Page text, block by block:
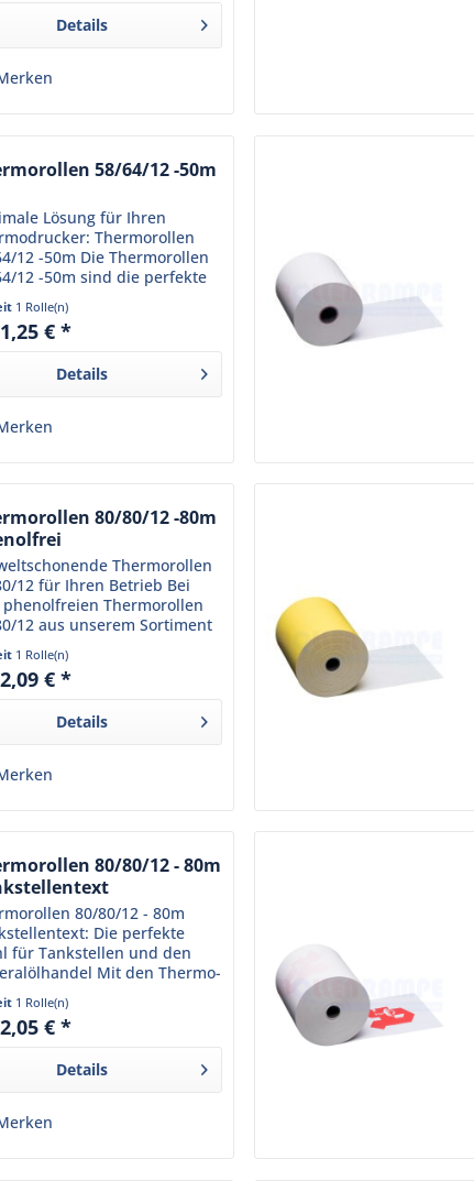
Details
58/64/12 -50m
Lösung für Ihren
Thermorollen
12 -50m Die Thermorollen
12 -50m sind die perfekte
of-Sale. Mit den Maßen
64 mm und 12 mm bieten
1 Rolle(n)
€ *
Details
80/80/12 -80m
Thermorollen
12 für Ihren Betrieb Bei
Thermorollen
12 aus unserem Sortiment
Funktionalität auf
Das robuste
ist phenolfrei und
1 Rolle(n)
€ *
Details
80/80/12 - 80m
80/80/12 - 80m
Die perfekte
für Tankstellen und den
Mit den Thermo-
80/80m/12 aus
Sortiment sind Sie
bestens beraten. Diese
1 Rolle(n)
€ *
Details